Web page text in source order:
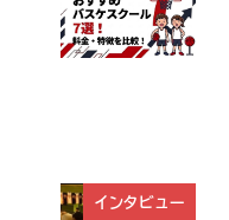
インタビュー